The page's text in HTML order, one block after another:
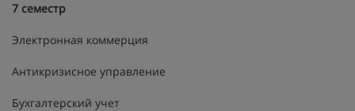
7 семестр
Электронная коммерция
Антикризисное управление
Бухгалтерский учет